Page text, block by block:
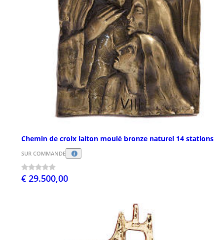
Chemin de croix laiton moulé bronze naturel 14 stations
SUR COMMANDE
€ 29.500,00